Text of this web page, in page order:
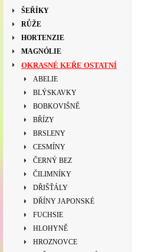
ŠEŘÍKY
RŮŽE
HORTENZIE
MAGNÓLIE
OKRASNÉ KEŘE OSTATNÍ
ABELIE
BLÝSKAVKY
BOBKOVIŠNĚ
BŘÍZY
BRSLENY
CESMÍNY
ČERNÝ BEZ
ČILIMNÍKY
DŘIŠŤÁLY
DŘÍNY JAPONSKÉ
FUCHSIE
HLOHYNĚ
HROZNOVCE